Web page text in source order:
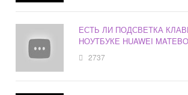
ЕСТЬ ЛИ ПОДСВЕТКА
НОУТБУКЕ HUAWEI
2737